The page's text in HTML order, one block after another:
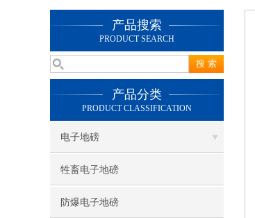
产品搜索
PRODUCT SEARCH
产品分类
PRODUCT CLASSIFICATION
电子地磅
牲畜电子地磅
防爆电子地磅